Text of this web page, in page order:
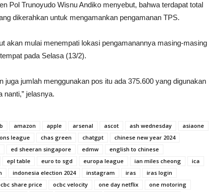
Pol Trunoyudo Wisnu Andiko menyebut, bahwa terdapat total
dikerahkan untuk mengamankan pengamanan TPS.
akan mulai menempati lokasi pengamanannya masing-masing
pada Selasa (13/2).
juga jumlah menggunakan pos itu ada 375.600 yang digunakan
nanti,” jelasnya.
amazon apple arsenal ascot ash wednesday
asiaone
league chas green chatgpt
chinese new year 2024
ed sheeran singapore edmw
english to chinese
epl table euro to sgd europa league ian miles cheong
ica
indonesia election 2024 instagram iras
iras login
share price ocbc velocity one day netflix
one motoring